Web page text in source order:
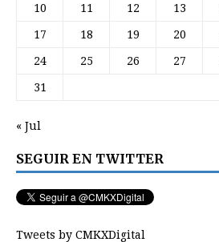
10 11 12 13
17 18 19 20
24 25 26 27
31
« Jul
SEGUIR EN TWITTER
Tweets by CMKXDigital